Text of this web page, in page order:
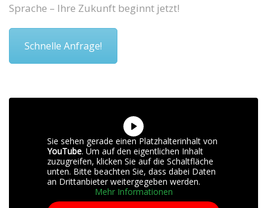
Sprache – Ihre Zukunft beginnt jetzt!
Schnelle Anfrage!
Sie sehen gerade einen Platzhalterinhalt von
YouTube. Um auf den eigentlichen Inhalt
zuzugreifen, klicken Sie auf die Schaltfläche
unten. Bitte beachten Sie, dass dabei Daten
an Drittanbieter weitergegeben werden.
Mehr Informationen